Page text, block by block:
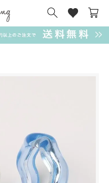
サンリオ キーポーチ